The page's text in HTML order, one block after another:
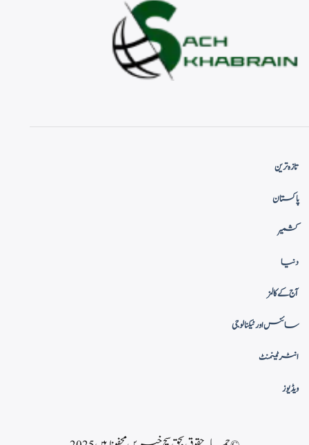
تازہ ترین
پاکستان
کشمیر
دنیا
آج کے کالمز
سائنس اور ٹیکنالوجی
انٹرٹینمنٹ
ویڈیوز